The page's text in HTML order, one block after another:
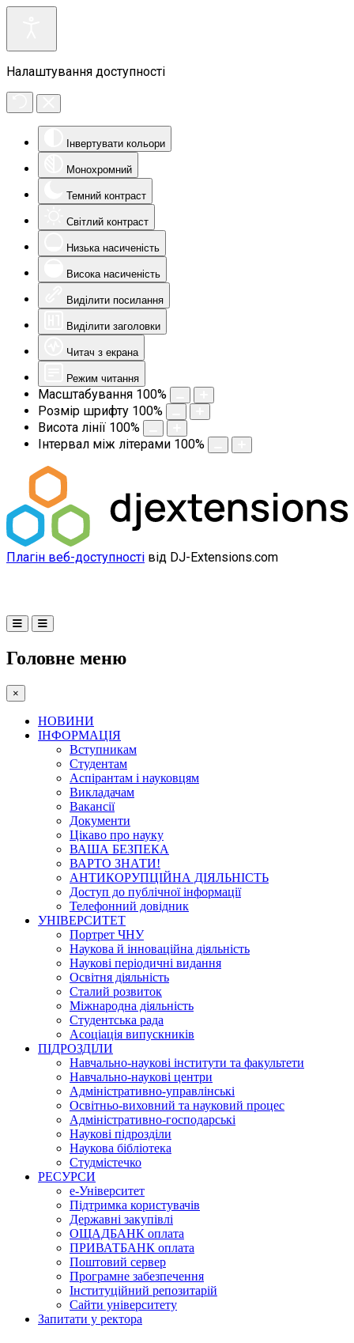
Налаштування доступності
Інвертувати кольори
Монохромний
Темний контраст
Світлий контраст
Низька насиченість
Висока насиченість
Виділити посилання
Виділити заголовки
Читач з екрана
Режим читання
Масштабування 100%
Розмір шрифту 100%
Висота лінії 100%
Інтервал між літерами 100%
Плагін веб-доступності від DJ-Extensions.com
Головне меню
×
НОВИНИ
ІНФОРМАЦІЯ
Вступникам
Студентам
Аспірантам і науковцям
Викладачам
Вакансії
Документи
Цікаво про науку
ВАША БЕЗПЕКА
ВАРТО ЗНАТИ!
АНТИКОРУПЦІЙНА ДІЯЛЬНІСТЬ
Доступ до публічної інформації
Телефонний довідник
УНІВЕРСИТЕТ
Портрет ЧНУ
Наукова й інноваційна діяльність
Наукові періодичні видання
Освітня діяльність
Сталий розвиток
Міжнародна діяльність
Студентська рада
Асоціація випускників
ПІДРОЗДІЛИ
Навчально-наукові інститути та факультети
Навчально-наукові центри
Адміністративно-управлінські
Освітньо-виховний та науковий процес
Адміністративно-господарські
Наукові підрозділи
Наукова бібліотека
Студмістечко
РЕСУРСИ
е-Університет
Підтримка користувачів
Державні закупівлі
ОЩАДБАНК оплата
ПРИВАТБАНК оплата
Поштовий сервер
Програмне забезпечення
Інституційний репозитарій
Сайти університету
Запитати у ректора